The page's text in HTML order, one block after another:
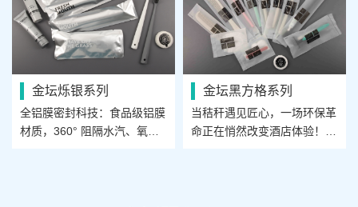
金坛烁银系列
全铝膜密封科技：食品级铝膜
材质，360° 阻隔水汽、氧气
金坛黑方格系列
当秸秆遇见匠心，一场环保革
命正在悄然改变酒店体验！我